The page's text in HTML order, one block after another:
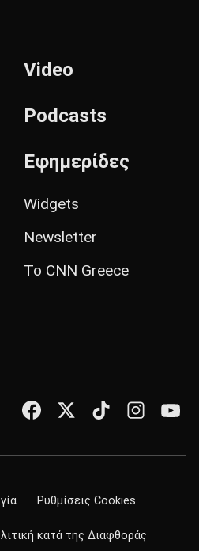
Video
Podcasts
Εφημερίδες
Widgets
Newsletter
Το CNN Greece
Ρυθμίσεις Cookies
κατά της Διαφθοράς